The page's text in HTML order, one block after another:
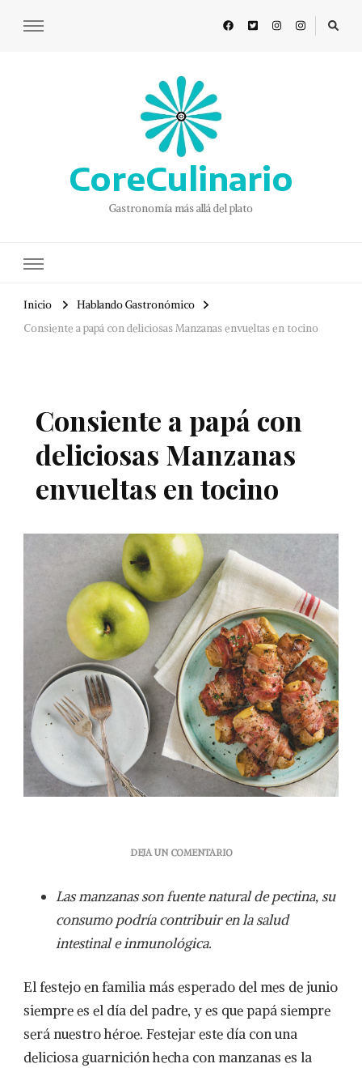
CoreCulinario
Gastronomía más allá del plato
Inicio
Hablando Gastronómico
Consiente a papá con deliciosas Manzanas envueltas en tocino
Consiente a papá con
deliciosas Manzanas
envueltas en tocino
DEJA UN COMENTARIOEN
PAPÁ
CON
DELICIOSAS
TOCINO
Las manzanassonfuente natural de pectina, su
consumo podría contribuir en la salud
intestinal e inmunológica.
El festejo en familia más esperado del mes de junio
siempre es el día del padre, y es que papá siempre
será nuestro héroe. Festejar este día con una
deliciosa guarnición hecha con manzanas es la